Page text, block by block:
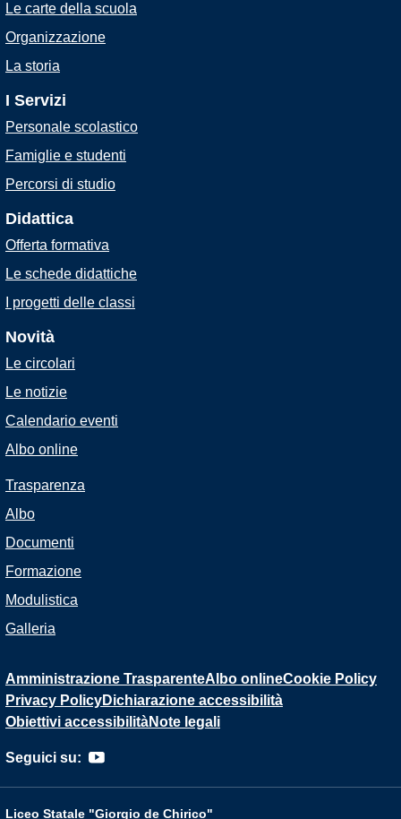
Le carte della scuola
Organizzazione
La storia
I Servizi
Personale scolastico
Famiglie e studenti
Percorsi di studio
Didattica
Offerta formativa
Le schede didattiche
I progetti delle classi
Novità
Le circolari
Le notizie
Calendario eventi
Albo online
Trasparenza
Albo
Documenti
Formazione
Modulistica
Galleria
Amministrazione TrasparenteAlbo onlineCookie Policy
Privacy PolicyDichiarazione accessibilità
Obiettivi accessibilitàNote legali
Seguici su:
Liceo Statale "Giorgio de Chirico"